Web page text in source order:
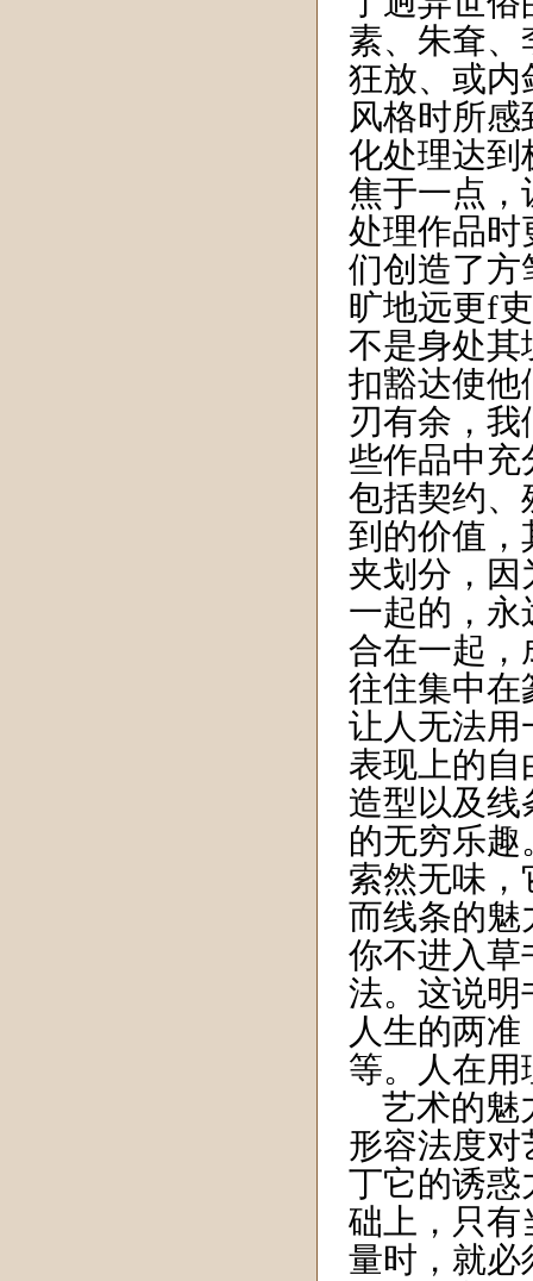
素、朱耷、
狂放、或内
风格时所
化处理达到
焦于一点，
处理作品时
们创造了方
旷地远更f
不是身处其
扣豁达使他
刃有余，
些作品中充
包括契约、
到的价值，
夹划分，因
一起的，永
合在一起，
往住集中在
让人无法用
表现上的自
造型以及线
的无穷乐
索然无味，
而线条的魅
你不进入草
法。这说明
人生的两
等。人在用
艺术的魅
形容法度对
丁它的诱惑
础上，只有
量时，就必